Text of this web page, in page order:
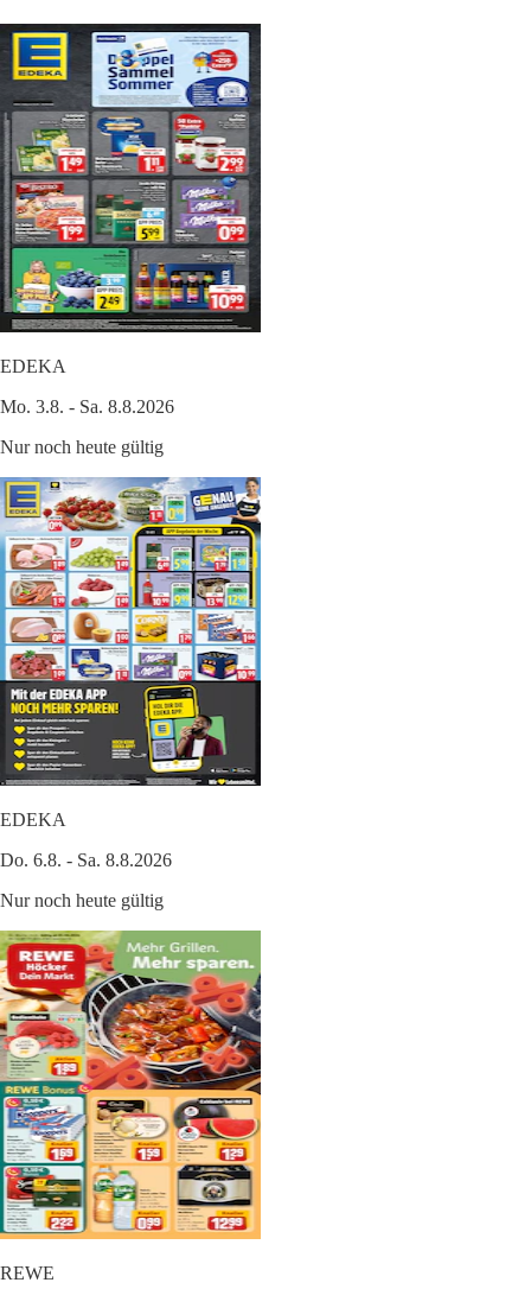
EDEKA
Mo. 3.8. - Sa. 8.8.2026
Nur noch heute gültig
EDEKA
Do. 6.8. - Sa. 8.8.2026
Nur noch heute gültig
REWE